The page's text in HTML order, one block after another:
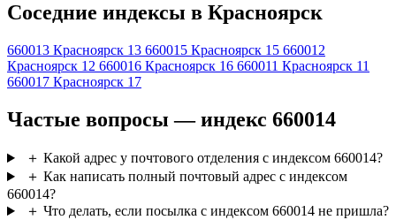
Соседние индексы в Красноярск
660013 Красноярск 13 660015 Красноярск 15 660012
Красноярск 12 660016 Красноярск 16 660011 Красноярск 11
660017 Красноярск 17
Частые вопросы — индекс 660014
＋ Какой адрес у почтового отделения с индексом 660014?
＋ Как написать полный почтовый адрес с индексом
660014?
＋ Что делать, если посылка с индексом 660014 не пришла?